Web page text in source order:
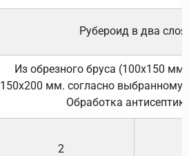
Рубероид в два слоя.
Из обрезного бруса (100х150
150х200 мм. согласно выбранному
Обработка
2